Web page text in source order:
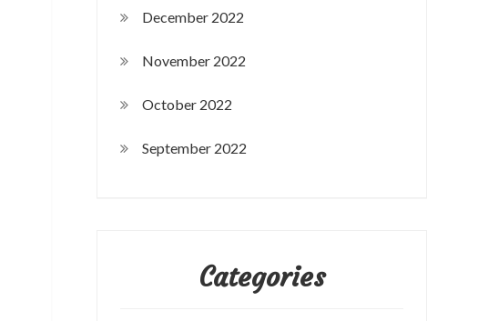
December 2022
November 2022
October 2022
September 2022
Categories